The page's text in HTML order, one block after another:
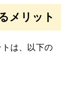
メリット
は、以下の